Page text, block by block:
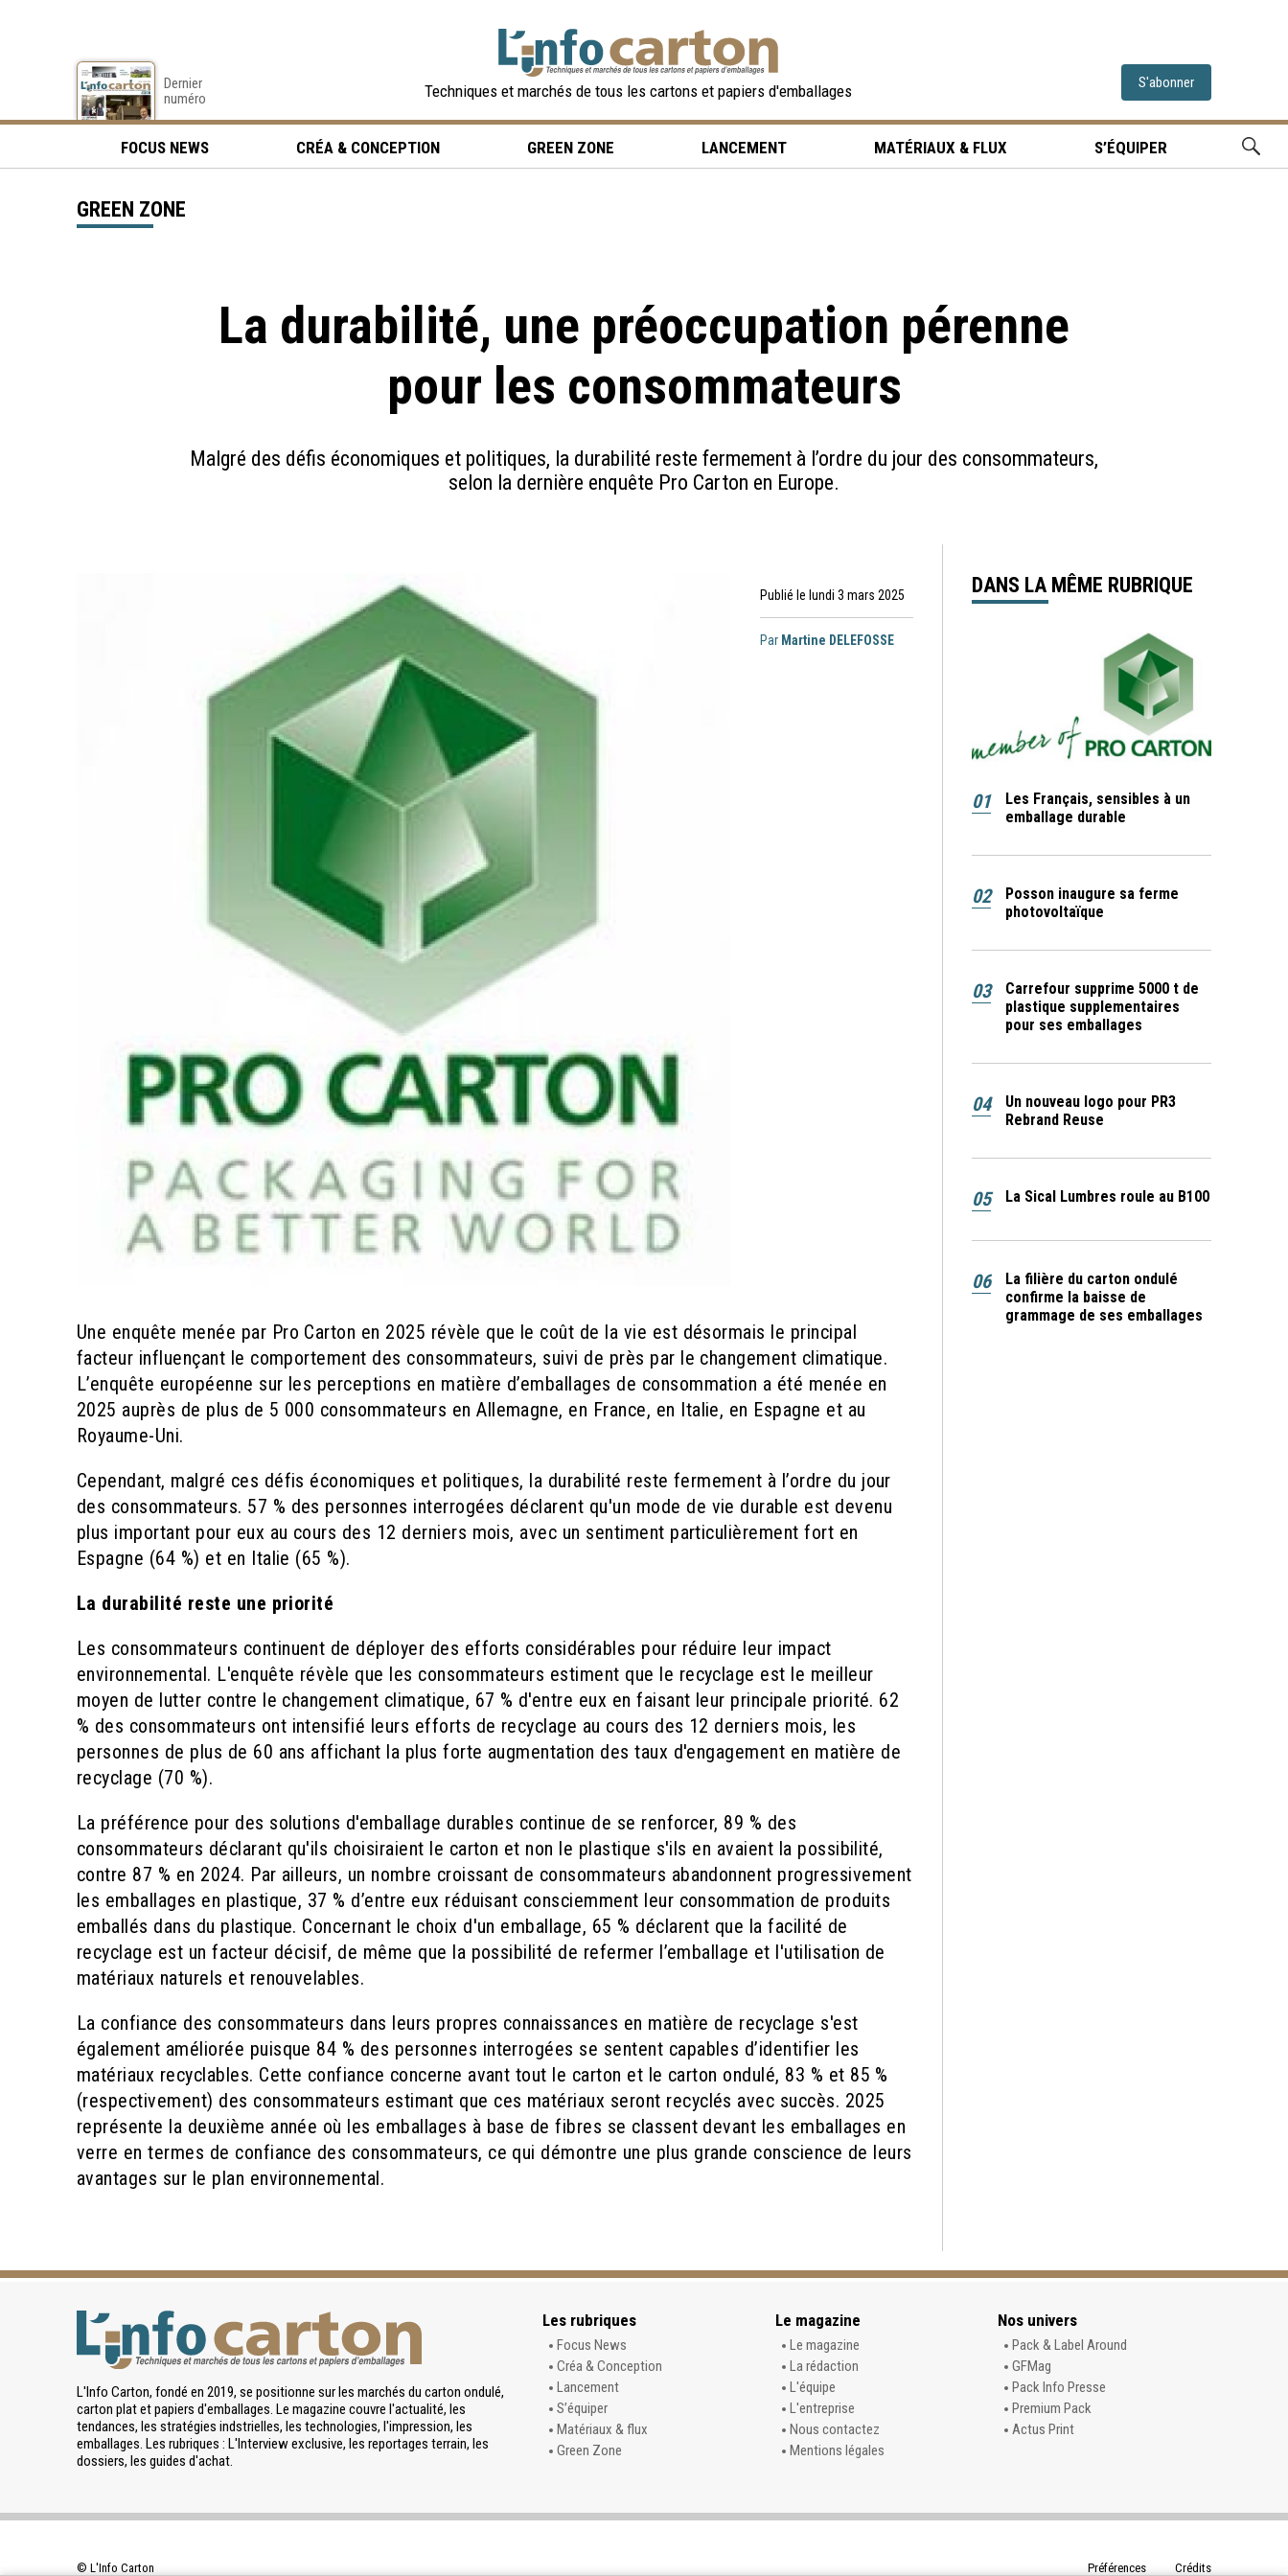
Dernier
numéro
Techniques et marchés de tous les cartons et papiers d'emballages S'abonner
FOCUS NEWS CRÉA & CONCEPTION GREEN ZONE LANCEMENT MATÉRIAUX & FLUX S’ÉQUIPER
La durabilité, une préoccupation pérenne
pour les consommateurs
Malgré des défis économiques et politiques, la durabilité reste fermement à l’ordre du jour des consommateurs,
selon la dernière enquête Pro Carton en Europe.
GREEN ZONE
Publié le lundi 3 mars 2025
Par Martine DELEFOSSE
Une enquête menée par Pro Carton en 2025 révèle que le coût de la vie est désormais le principal
facteur influençant le comportement des consommateurs, suivi de près par le changement climatique.
L’enquête européenne sur les perceptions en matière d’emballages de consommation a été menée en
2025 auprès de plus de 5 000 consommateurs en Allemagne, en France, en Italie, en Espagne et au
Royaume-Uni.
Cependant, malgré ces défis économiques et politiques, la durabilité reste fermement à l’ordre du jour
des consommateurs. 57 % des personnes interrogées déclarent qu'un mode de vie durable est devenu
plus important pour eux au cours des 12 derniers mois, avec un sentiment particulièrement fort en
Espagne (64 %) et en Italie (65 %).
La durabilité reste une priorité
Les consommateurs continuent de déployer des efforts considérables pour réduire leur impact
environnemental. L'enquête révèle que les consommateurs estiment que le recyclage est le meilleur
moyen de lutter contre le changement climatique, 67 % d'entre eux en faisant leur principale priorité. 62
% des consommateurs ont intensifié leurs efforts de recyclage au cours des 12 derniers mois, les
personnes de plus de 60 ans affichant la plus forte augmentation des taux d'engagement en matière de
recyclage (70 %).
La préférence pour des solutions d'emballage durables continue de se renforcer, 89 % des
consommateurs déclarant qu'ils choisiraient le carton et non le plastique s'ils en avaient la possibilité,
contre 87 % en 2024. Par ailleurs, un nombre croissant de consommateurs abandonnent progressivement
les emballages en plastique, 37 % d’entre eux réduisant consciemment leur consommation de produits
emballés dans du plastique. Concernant le choix d'un emballage, 65 % déclarent que la facilité de
recyclage est un facteur décisif, de même que la possibilité de refermer l’emballage et l'utilisation de
matériaux naturels et renouvelables.
La confiance des consommateurs dans leurs propres connaissances en matière de recyclage s'est
également améliorée puisque 84 % des personnes interrogées se sentent capables d’identifier les
matériaux recyclables. Cette confiance concerne avant tout le carton et le carton ondulé, 83 % et 85 %
(respectivement) des consommateurs estimant que ces matériaux seront recyclés avec succès. 2025
représente la deuxième année où les emballages à base de fibres se classent devant les emballages en
verre en termes de confiance des consommateurs, ce qui démontre une plus grande conscience de leurs
avantages sur le plan environnemental.
DANS LA MÊME RUBRIQUE
01
Les Français, sensibles à un
emballage durable
02
Posson inaugure sa ferme
photovoltaïque
03
Carrefour supprime 5000 t de
plastique supplementaires
pour ses emballages
04
Un nouveau logo pour PR3
Rebrand Reuse
05 La Sical Lumbres roule au B100
06
La filière du carton ondulé
confirme la baisse de
grammage de ses emballages
L'Info Carton, fondé en 2019, se positionne sur les marchés du carton ondulé,
carton plat et papiers d'emballages. Le magazine couvre l'actualité, les
tendances, les stratégies indstrielles, les technologies, l'impression, les
emballages. Les rubriques : L'Interview exclusive, les reportages terrain, les
dossiers, les guides d'achat.
Les rubriques
Focus News
Créa & Conception
Lancement
S’équiper
Matériaux & flux
Green Zone
Le magazine
Le magazine
La rédaction
L'équipe
L'entreprise
Nous contactez
Mentions légales
Nos univers
Pack & Label Around
GFMag
Pack Info Presse
Premium Pack
Actus Print
© L'Info Carton Préférences Crédits